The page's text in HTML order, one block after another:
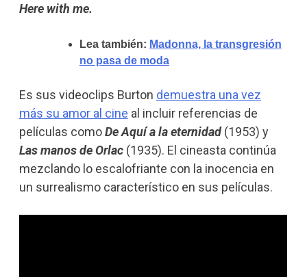
Here with me.
Lea también: Madonna, la transgresión
no pasa de moda
Es sus videoclips Burton demuestra una vez
más su amor al cine al incluir referencias de
películas comoDe Aquí a la eternidad(1953) y
Las manos de Orlac(1935). El cineasta continúa
mezclando lo escalofriante con la inocencia en
un surrealismo característico en sus películas.